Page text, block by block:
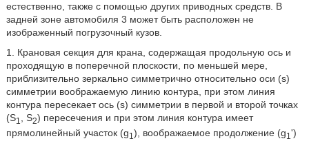
естественно, также с помощью других приводных средств. В
задней зоне автомобиля 3 может быть расположен не
изображенный погрузочный кузов.
1. Крановая секция для крана, содержащая продольную ось и
проходящую в поперечной плоскости, по меньшей мере,
приблизительно зеркально симметрично относительно оси (s)
симметрии воображаемую линию контура, при этом линия
контура пересекает ось (s) симметрии в первой и второй точках
(S1 , S2) пересечения и при этом линия контура имеет
прямолинейный участок (g1 ), воображаемое продолжение (g1 ')